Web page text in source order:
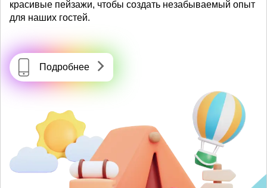
красивые пейзажи, чтобы создать незабываемый опыт
для наших гостей.
Подробнее